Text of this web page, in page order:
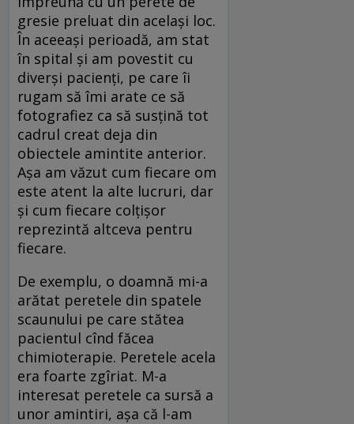
gresie preluat din același loc.
În aceeași perioadă, am stat
în spital și am povestit cu
diverși pacienți, pe care îi
rugam să îmi arate ce să
fotografiez ca să susțină tot
cadrul creat deja din
obiectele amintite anterior.
Așa am văzut cum fiecare om
este atent la alte lucruri, dar
și cum fiecare colțișor
reprezintă altceva pentru
fiecare.
De exemplu, o doamnă mi-a
arătat peretele din spatele
scaunului pe care stătea
pacientul cînd făcea
chimioterapie. Peretele acela
era foarte zgîriat. M-a
interesat peretele ca sursă a
unor amintiri, așa că l-am